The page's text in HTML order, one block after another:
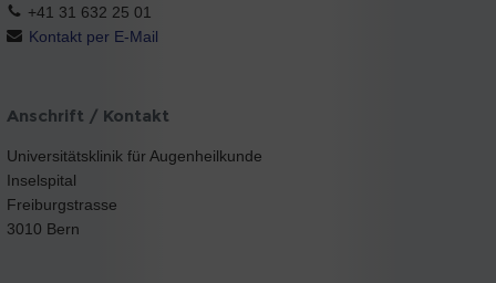
+41 31 632 25 01
Kontakt per E-Mail
Anschrift / Kontakt
Universitätsklinik für Augenheilkunde
Inselspital
Freiburgstrasse
3010 Bern